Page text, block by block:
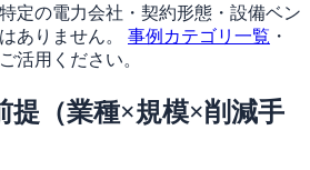
定の電力会社・契約形態・設備ベン
ありません。
事例カテゴリ一覧 ・
活用ください。
提（業種×規模×削減手